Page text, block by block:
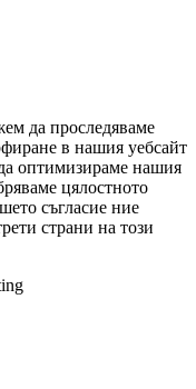
да проследяваме
в нашия уебсайт
оптимизираме нашия
цялостното
съгласие ние
страни на този